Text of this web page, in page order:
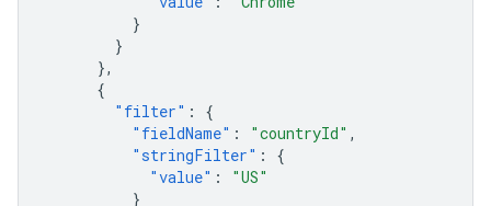
}
}
},
{
"filter" :
{
"fieldName" : "countryId" ,
"stringFilter" :
{
"value" :
"US"
}